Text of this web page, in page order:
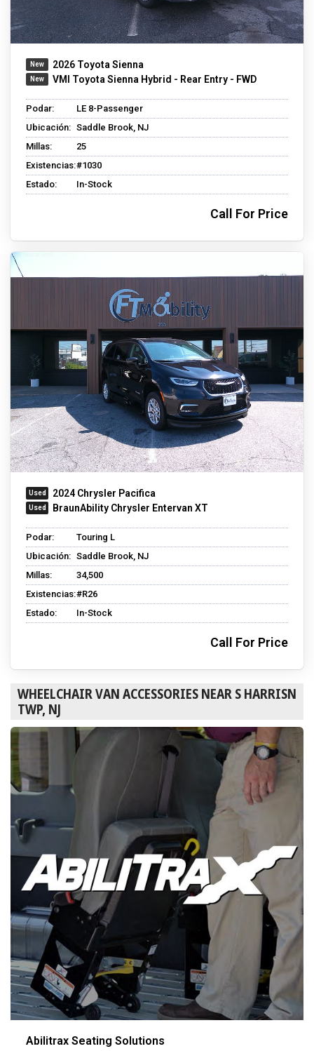
2026 Toyota Sienna
VMI Toyota Sienna Hybrid - Rear Entry - FWD
Podar:
LE 8-Passenger
Ubicación: Saddle Brook, NJ
Millas:
25
Existencias:#1030
Estado:
In-Stock
Call For Price
2024 Chrysler Pacifica
BraunAbility Chrysler Entervan XT
Podar:
Touring L
Ubicación: Saddle Brook, NJ
Millas:
34,500
Existencias:#R26
Estado:
In-Stock
Call For Price
WHEELCHAIR VAN ACCESSORIES NEAR S HARRISN
TWP, NJ
Abilitrax Seating Solutions